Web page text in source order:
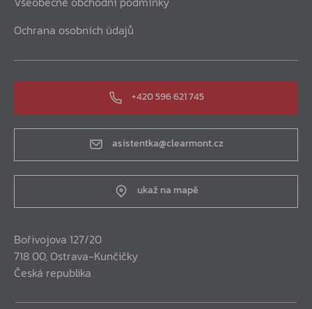
Ochrana osobních údajů
+420 596 621 745
asistentka@clearmont.cz
ukaž na mapě
Bořivojova 127/20
718 00, Ostrava-Kunčičky
Česká republika